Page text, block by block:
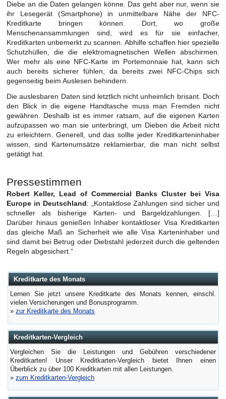
Diebe an die Daten gelangen könne. Das geht aber nur, wenn sie
ihr Lesegerät (Smartphone) in unmittelbare Nähe der NFC-
Kreditkarte bringen können. Dort, wo große
Menschenansammlungen sind, wird es für sie einfacher,
Kreditkarten unbemerkt zu scannen. Abhilfe schaffen hier spezielle
Schutzhüllen, die die elektromagnetischen Wellen abschirmen.
Wer mehr als eine NFC-Karte im Portemonnaie hat, kann sich
auch bereits sicherer fühlen, da bereits zwei NFC-Chips sich
gegenseitig beim Auslesen behindern.
Die auslesbaren Daten sind letztlich nicht unheimlich brisant. Doch
den Blick in die eigene Handtasche muss man Fremden nicht
gewähren. Deshalb ist es immer ratsam, auf die eigenen Karten
aufzupassen wo man sie unterbringt, um Dieben die Arbeit nicht
zu erleichtern. Generell, und das sollte jeder Kreditkarteninhaber
wissen, sind Kartenumsätze reklamierbar, die man nicht selbst
getätigt hat.
Pressestimmen
Robert Keller, Lead of Commercial Banks Cluster bei Visa
Europe in Deutschland : „Kontaktlose Zahlungen sind sicher und
schneller als bisherige Karten- und Bargeldzahlungen. […]
Darüber hinaus genießen Inhaber kontaktloser Visa Kreditkarten
das gleiche Maß an Sicherheit wie alle Visa Karteninhaber und
sind damit bei Betrug oder Diebstahl jederzeit durch die geltenden
Regeln abgesichert.“
Kreditkarte des Monats
Lernen Sie jetzt unsere Kreditkarte des Monats kennen, einschl.
vielen Versicherungen und Bonusprogramm.
»zur Kreditkarte des Monats
Kreditkarten-Vergleich
Vergleichen Sie die Leistungen und Gebühren verschiedener
Kreditkarten! Unser Kreditkarten-Vergleich bietet Ihnen einen
Überblick zu über 100 Kreditkarten mit allen Leistungen.
»zum Kreditkarten-Vergleich